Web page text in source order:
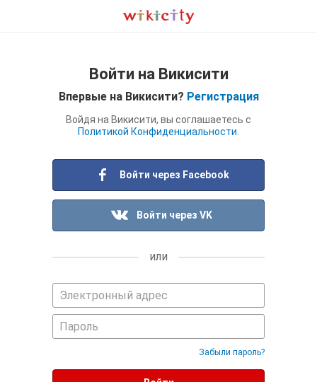
Войти на Викисити
Впервые на Викисити? Регистрация
Войдя на Викисити, вы соглашаетесь с
Политикой Конфиденциальности
Войти через Facebook
Войти через VK
или
Забыли пароль?